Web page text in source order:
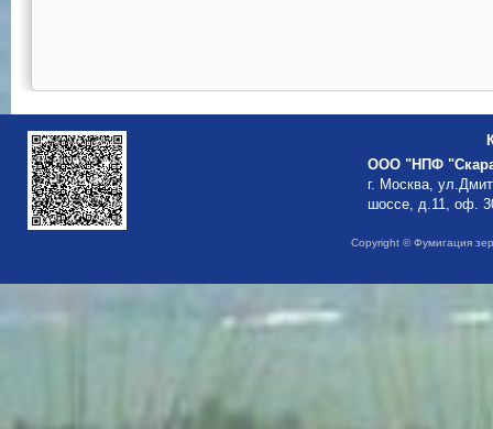
ООО "НПФ
г. Москва,
шоссе, д.11, оф.
Copyright © Фумигация